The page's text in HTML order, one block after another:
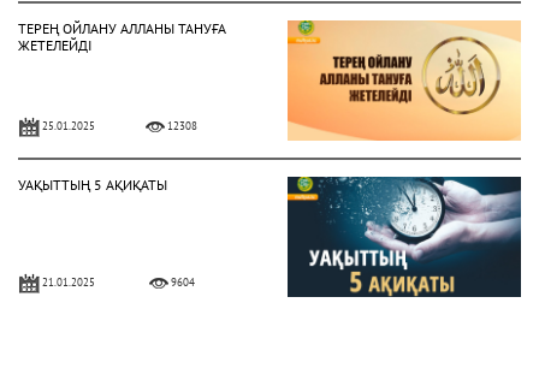
ТЕРЕҢ ОЙЛАНУ АЛЛАНЫ ТАНУҒА
ЖЕТЕЛЕЙДІ
25.01.2025 12308
УАҚЫТТЫҢ 5 АҚИҚАТЫ
21.01.2025 9604